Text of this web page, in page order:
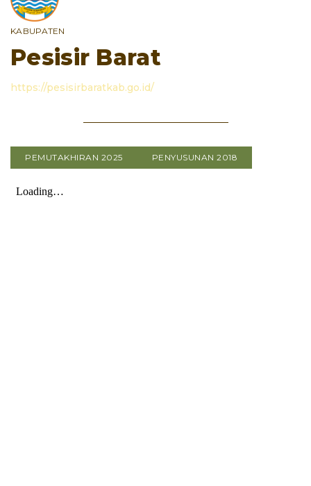
KABUPATEN
Pesisir Barat
https://pesisirbaratkab.go.id/
PEMUTAKHIRAN 2025 PENYUSUNAN 2018